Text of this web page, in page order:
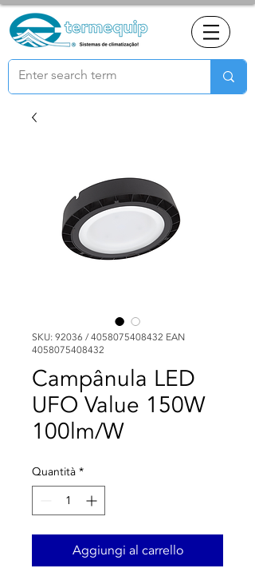
SKU: 92036 / 4058075408432 EAN
4058075408432
Campânula LED
UFO Value 150W
100lm/W
Quantità *
Aggiungi al carrello